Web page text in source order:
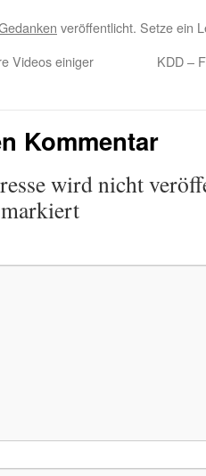
veröffentlicht. Setze ein
Videos einiger
KDD –
Kommentar
wird nicht
markiert